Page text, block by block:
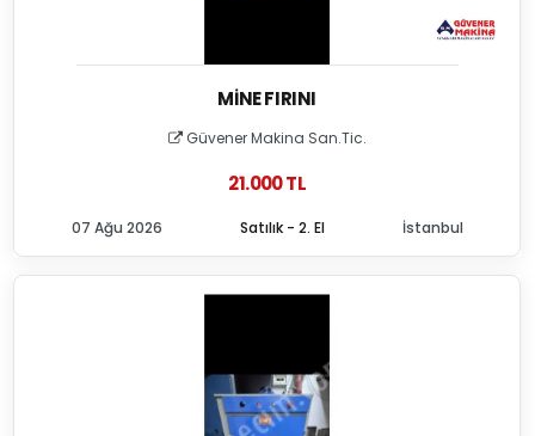
MINE FIRINI
Güvener Makina San.Tic.
21.000 TL
Satılık - 2. El
07 Ağu 2026 İstanbul